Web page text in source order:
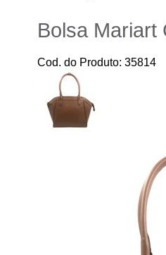
Bolsa Mariart
Cod. do Produto: 35814